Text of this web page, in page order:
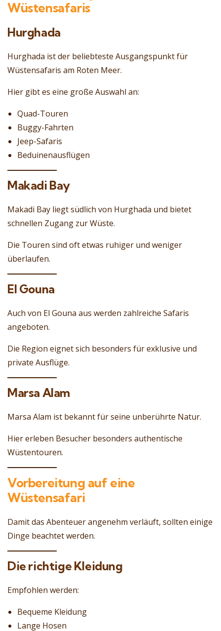
Wüstensafaris
Hurghada
Hurghada ist der beliebteste Ausgangspunkt für
Wüstensafaris am Roten Meer.
Hier gibt es eine große Auswahl an:
Quad-Touren
Buggy-Fahrten
Jeep-Safaris
Beduinenausflügen
Makadi Bay
Makadi Bay liegt südlich von Hurghada und bietet
schnellen Zugang zur Wüste.
Die Touren sind oft etwas ruhiger und weniger
überlaufen.
El Gouna
Auch von El Gouna aus werden zahlreiche Safaris
angeboten.
Die Region eignet sich besonders für exklusive und
private Ausflüge.
Marsa Alam
Marsa Alam ist bekannt für seine unberührte Natur.
Hier erleben Besucher besonders authentische
Wüstentouren.
Vorbereitung auf eine
Wüstensafari
Damit das Abenteuer angenehm verläuft, sollten einige
Dinge beachtet werden.
Die richtige Kleidung
Empfohlen werden:
Bequeme Kleidung
Lange Hosen